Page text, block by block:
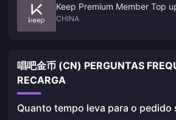
Keep Premium Member Top
CHINA
唱吧金币 (CN) PERGUNTAS
RECARGA
Quanto tempo leva para o pedido